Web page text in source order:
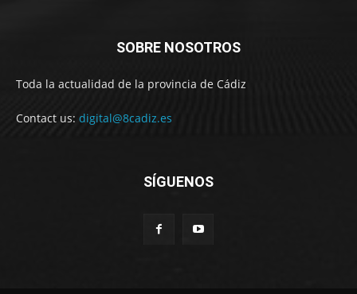
SOBRE NOSOTROS
Toda la actualidad de la provincia de Cádiz
Contact us: digital@8cadiz.es
SÍGUENOS